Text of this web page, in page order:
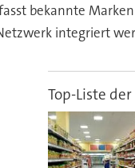
bekannte Marken
integriert
Top-Liste